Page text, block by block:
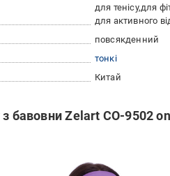
для тенісу для
для активного
повсякденний
тонкі
Китай
бавовни Zelart CO-9502